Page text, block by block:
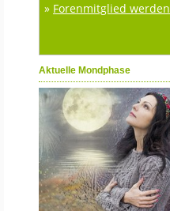
» Forenmitglied werden
Aktuelle Mondphase